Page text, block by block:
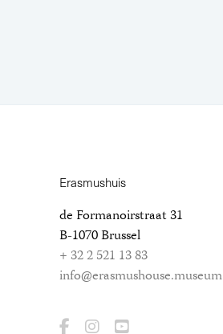
Erasmushuis
de Formanoirstraat 31
B-1070 Brussel
+ 32 2 521 13 83
info@erasmushouse.museum